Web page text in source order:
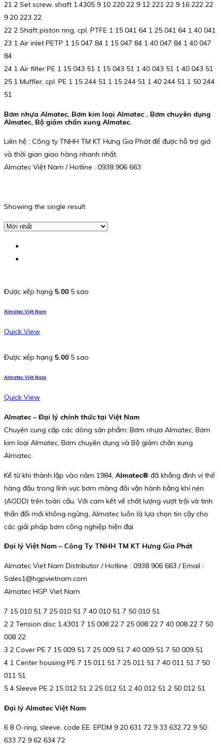
21 2 Set screw, shaft 1.4305 9 10 220 22 9 12 221 22 9 16 222 22
9 20 223 22
22 2 Shaft piston ring, cpl. PTFE 1 15 041 64 1 25 041 64 1 40 041
23 1 Air inlet PETP 1 15 047 84 1 15 047 84 1 40 047 84 1 40 047
84
24 1 Air filter PE 1 15 043 51 1 15 043 51 1 40 043 51 1 40 043 51
25 1 Muffler, cpl. PE 1 15 244 51 1 15 244 51 1 40 244 51 1 50 244
51
Bơm nhựa Almatec, Bơm kim loại Almatec , Bơm chuyên dụng
Almatec, Bộ giảm chấn xung Almatec.
Liên hệ : Công ty TNHH TM KT Hưng Gia Phát để được hỗ trợ giá
và thời gian giao hàng nhanh nhất.
Almatec Việt Nam / Hotline : 0938 906 663
Showing the single result
Được xếp hạng 5.00 5 sao
Almatec Việt Nam
Quick View
Được xếp hạng 5.00 5 sao
Almatec Việt Nam
Quick View
Almatec – Đại lý chính thức tại Việt Nam
Chuyên cung cấp các dòng sản phẩm: Bơm nhựa Almatec, Bơm
kim loại Almatec, Bơm chuyên dụng và Bộ giảm chấn xung
Almatec.
Kể từ khi thành lập vào năm 1984, Almatec® đã khẳng định vị thế
hàng đầu trong lĩnh vực bơm màng đôi vận hành bằng khí nén
(AODD) trên toàn cầu. Với cam kết về chất lượng vượt trội và tinh
thần đổi mới không ngừng, Almatec luôn là lựa chọn tin cậy cho
các giải pháp bơm công nghiệp hiện đại.
Đại lý Việt Nam – Công Ty TNHH TM KT Hưng Gia Phát
Almatec Viet Nam Distributor / Hotline : 0938 906 663 / Email :
Sales1@hgpvietnam.com
Almatec HGP Viet Nam
7 15 010 51 7 25 010 51 7 40 010 51 7 50 010 51
2 2 Tension disc 1.4301 7 15 008 22 7 25 008 22 7 40 008 22 7 50
008 22
3 2 Cover PE 7 15 009 51 7 25 009 51 7 40 009 51 7 50 009 51
4 1 Center housing PE 7 15 011 51 7 25 011 51 7 40 011 51 7 50
011 51
5 4 Sleeve PE 2 15 012 51 2 25 012 51 2 40 012 51 2 50 012 51
Đại lý Almatec Việt Nam
6 8 O-ring, sleeve, code EE. EPDM 9 20 631 72 9 33 632 72 9 50
633 72 9 62 634 72